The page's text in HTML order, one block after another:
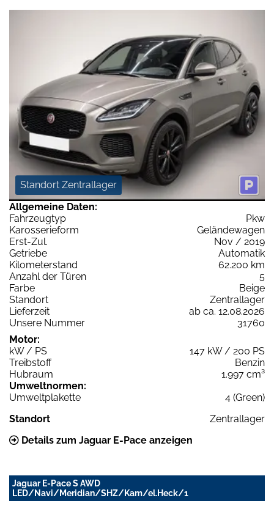
Standort Zentrallager
Allgemeine Daten:
Fahrzeugtyp
Pkw
Karosserieform
Geländewagen
Erst-Zul.
Nov / 2019
Getriebe
Automatik
Kilometerstand
62.200 km
Anzahl der Türen
5
Farbe
Beige
Standort
Zentrallager
Lieferzeit
ab ca. 12.08.2026
Unsere Nummer
31760
Motor:
kW / PS
147 kW / 200 PS
Treibstoff
Benzin
Hubraum
1.997 cm³
Umweltnormen:
Umweltplakette
4 (Green)
Standort
Zentrallager
Details zum Jaguar E-Pace anzeigen
Jaguar E-Pace S AWD
LED/Navi/Meridian/SHZ/Kam/el.Heck/1